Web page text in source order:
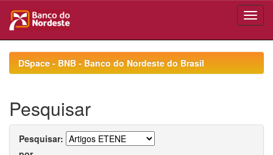
navigationDSpace - BNB - Banco do Nordeste do Brasil
Pesquisar
Pesquisar: